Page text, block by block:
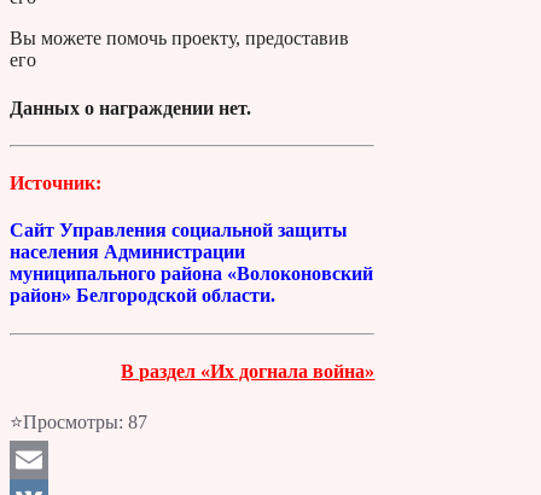
Вы можете помочь проекту, предоставив
его
Данных о награждении нет.
Источник:
Сайт Управления социальной защиты
населения Администрации
муниципального района «Волоконовский
район» Белгородской области.
В раздел «Их догнала война»
⭐Просмотры: 87